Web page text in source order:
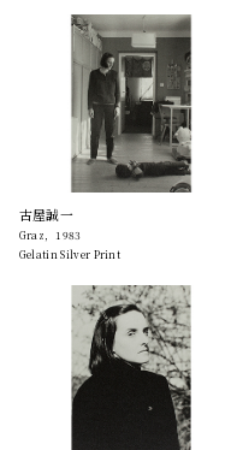
古屋誠一
Graz，1983
Gelatin Silver Print